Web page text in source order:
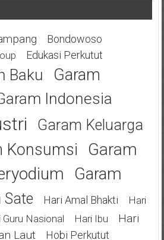
Bondowoso
Edukasi Perkutut
Baku
Garam
Indonesia
Garam Keluarga
Konsumsi
Garam
Garam
Sate Hari Amal Bhakti
Hari
Guru Nasional Hari Ibu
Hari
Laut
Hobi Perkutut